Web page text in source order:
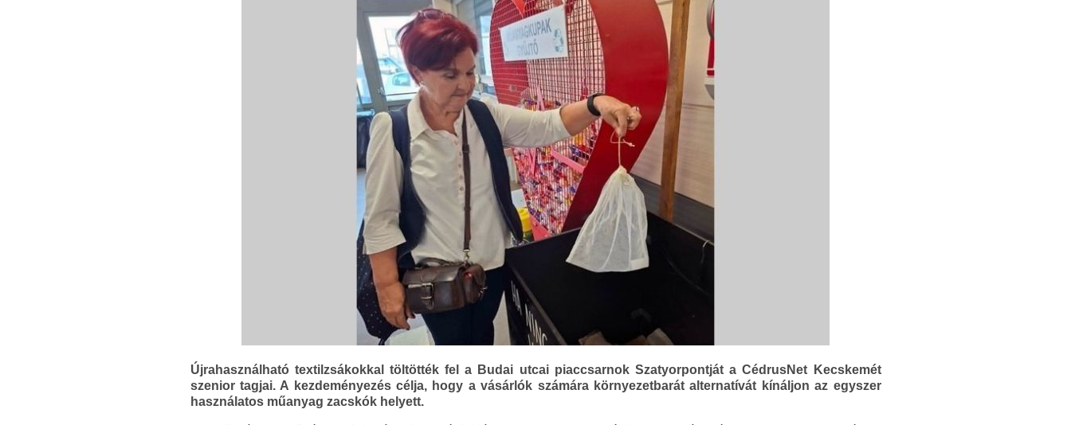
Újrahasználható textilzsákokkal töltötték fel a Budai utcai piaccsarnok Szatyorpontját a CédrusNet Kecskemét
szenior tagjai. A kezdeményezés célja, hogy a vásárlók számára környezetbarát alternatívát kínáljon az egyszer
használatos műanyag zacskók helyett.